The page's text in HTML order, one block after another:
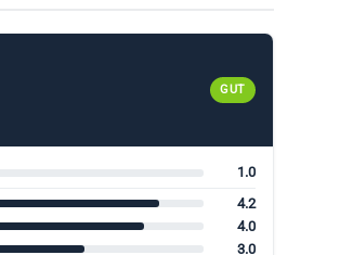
GUT
1.0
4.2
4.0
3.0